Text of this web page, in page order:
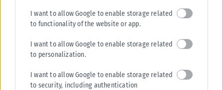
I want to allow Google to enable storage related
to functionality of the website or app.
I want to allow Google to enable storage related
to personalization.
I want to allow Google to enable storage related
to security, including authentication